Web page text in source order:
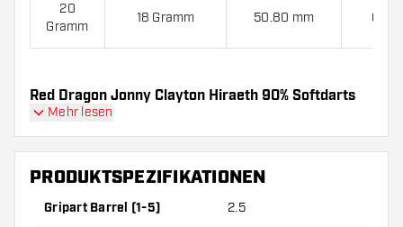
20
Gramm
18 Gramm 50.80 mm 6.60
Red Dragon Jonny Clayton Hiraeth 90% Softdarts
kommen mit:
Mehr lesen
PRODUKTSPEZIFIKATIONEN
Gripart Barrel (1-5) 2.5